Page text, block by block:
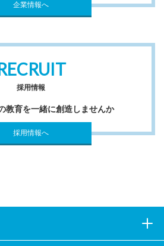
企業情報へ
採用情報
教育を一緒に創造しませんか
採用情報へ